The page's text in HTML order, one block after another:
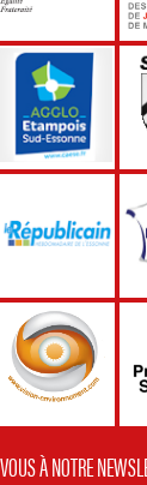
À NOTRE